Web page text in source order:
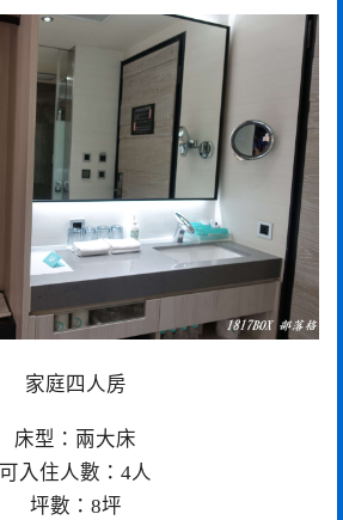
家庭四人房
床型：兩大床
可入住人數：4人
坪數：8坪